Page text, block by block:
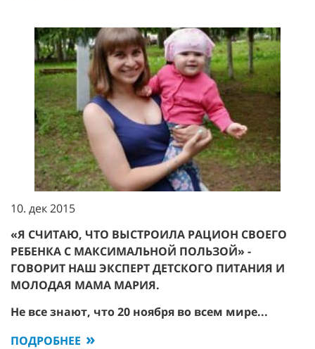
10. дек 2015
«Я СЧИТАЮ, ЧТО ВЫСТРОИЛА РАЦИОН СВОЕГО
РЕБЕНКА С МАКСИМАЛЬНОЙ ПОЛЬЗОЙ» -
ГОВОРИТ НАШ ЭКСПЕРТ ДЕТСКОГО ПИТАНИЯ И
МОЛОДАЯ МАМА МАРИЯ.
Не все знают, что 20 ноября во всем мире...
ПОДРОБНЕЕ